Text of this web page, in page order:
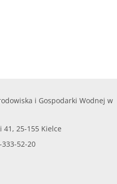
i Gospodarki Wodnej w
41, 25-155 Kielce
52-20